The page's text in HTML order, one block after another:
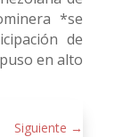
*se
de
en alto
Siguiente →